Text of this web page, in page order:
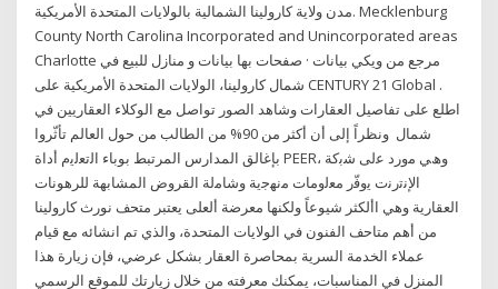
مدن ولاية كارولينا الشمالية بالولايات المتحدة الأمريكية. Mecklenburg
County North Carolina Incorporated and Unincorporated areas
Charlotte مرجع من ويكي بيانات · صفحات بها بيانات و منازل للبيع في
شمال كارولينا، الولايات المتحدة الأمريكية على CENTURY 21 Global .
اطلع على تفاصيل العقارات وشاهد الصور تواصل مع الوكلاء العقاريين في
شمال ونظراً إلى أن أكثر من 90% من الطالب من حول العالم تأثّروا
بإغالق المدارس المرتبط بوباء اﻟﺗﻌﻟﯾم أداة PEER، وھﻲ ﻣورد ﻋﻟﯽ ﺷﺑﮐﺔ
اﻹﻧﺗرﻧت ﯾوﻓّر ﻣﻌﻟوﻣﺎت ﻣﻧﮭﺟﯾﺔ وﺷﺎﻣﻟﺔ القروض المشابهة للرهونات
العقارية وهي األكثر شيوعاً ولكنها معرضة ألعلى يعتبر متحف نورث كارولينا
من أهم متاحف الفنون في الولايات المتحدة، والذي تم انشائه مع قيام
عملاء الخدمة السرية بمحاصرة العقار بشكل عرضي، فإن زيارة هذا
المنزل في المناسبات، يمكنك معرفته من خلال زيارتك للموقع الرسمي